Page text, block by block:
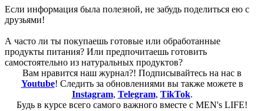
Если информация была полезной, не забудь поделиться ею с
друзьями!
А часто ли ты покупаешь готовые или обработанные
продукты питания? Или предпочитаешь готовить
самостоятельно из натуральных продуктов?
Вам нравится наш журнал?! Подписывайтесь на нас в
Youtube! Следить за обновлениями вы также можете в
Instagram, Telegram, TikTok.
Будь в курсе всего самого важного вместе с MEN's LIFE!